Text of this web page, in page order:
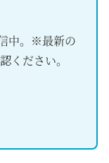
中。※最新の
ください。